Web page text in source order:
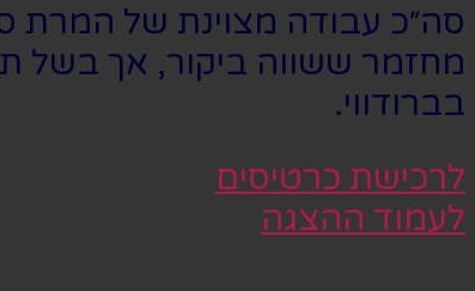
סה״כ עבודה מצוינת של המרת
מחזמר ששווה ביקור, אך בשל
בברודווי.
לרכישת כרטיסים
לעמוד ההצגה